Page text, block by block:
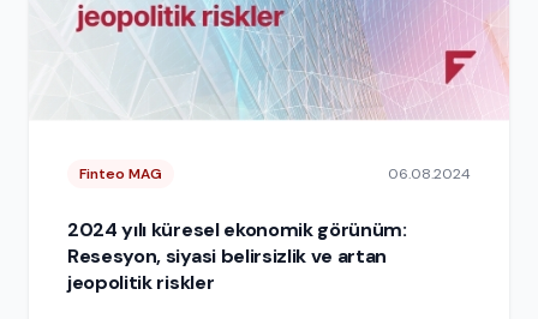
Finteo MAG 06.08.2024
2024 yılı küresel ekonomik görünüm:
Resesyon, siyasi belirsizlik ve artan
jeopolitik riskler